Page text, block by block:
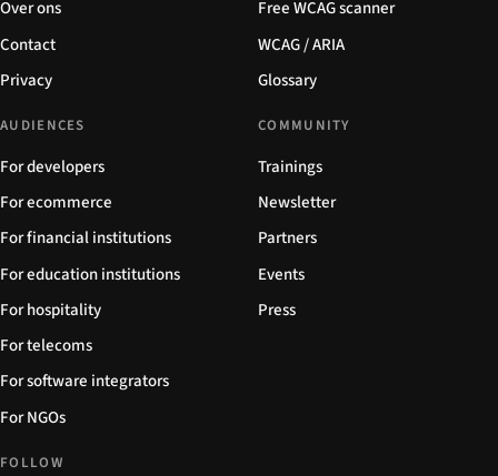
Over ons
Contact
Privacy
Free WCAG scanner
WCAG / ARIA
Glossary
AUDIENCES
For developers
For ecommerce
For financial institutions
For education institutions
For hospitality
For telecoms
For software integrators
For NGOs
COMMUNITY
Trainings
Newsletter
Partners
Events
Press
FOLLOW